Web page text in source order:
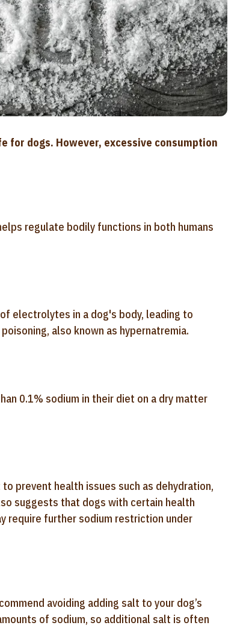
for dogs. However, excessive consumption
regulate bodily functions in both humans
electrolytes in a dog's body, leading to
also known as hypernatremia.
0.1% sodium in their diet on a dry matter
prevent health issues such as dehydration,
suggests that dogs with certain health
require further sodium restriction under
avoiding adding salt to your dog’s
of sodium, so additional salt is often